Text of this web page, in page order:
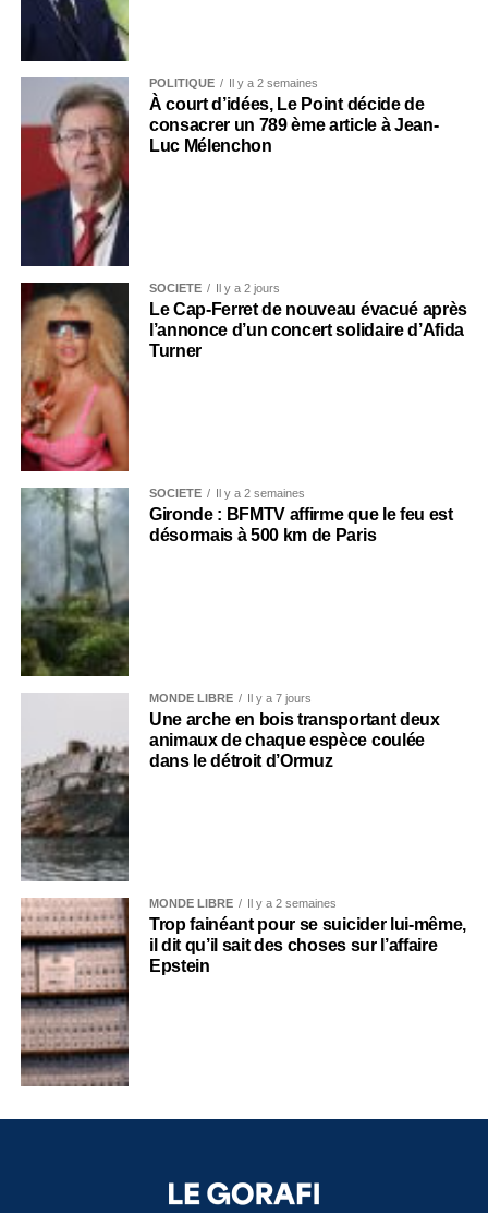
POLITIQUE Il y a 2 semaines
À court d’idées, Le Point décide de
consacrer un 789 ème article à Jean-
Luc Mélenchon
SOCIÉTÉ Il y a 2 jours
Le Cap-Ferret de nouveau évacué après
l’annonce d’un concert solidaire d’Afida
Turner
SOCIÉTÉ Il y a 2 semaines
Gironde : BFMTV affirme que le feu est
désormais à 500 km de Paris
MONDE LIBRE Il y a 7 jours
Une arche en bois transportant deux
animaux de chaque espèce coulée
dans le détroit d’Ormuz
MONDE LIBRE Il y a 2 semaines
Trop fainéant pour se suicider lui-même,
il dit qu’il sait des choses sur l’affaire
Epstein